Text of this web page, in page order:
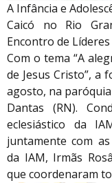
A Infância e
Caicó no Rio
Encontro de
Com o tema “A
de Jesus Cristo”, a
agosto, na paróquia
Dantas (RN).
eclesiástico da
juntamente com
da IAM, Irmãs
que coordenaram